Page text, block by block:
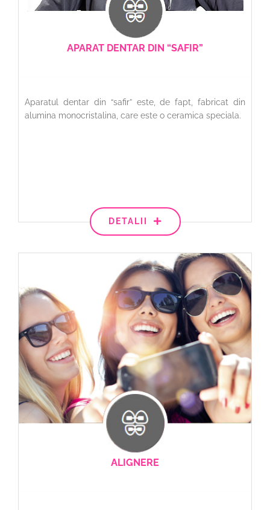
APARAT DENTAR DIN “SAFIR”
Aparatul dentar din “safir” este, de fapt, fabricat din
alumina monocristalina, care este o ceramica speciala.
DETALII
ALIGNERE